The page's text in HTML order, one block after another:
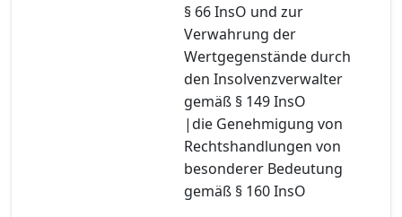
§ 66 InsO und zur
Verwahrung der
Wertgegenstände durch
den Insolvenzverwalter
gemäß § 149 InsO
|die Genehmigung von
Rechtshandlungen von
besonderer Bedeutung
gemäß § 160 InsO